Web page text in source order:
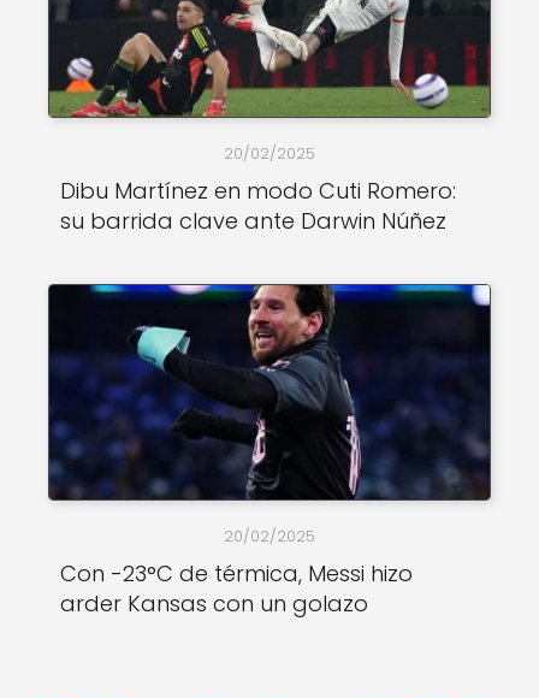
20/02/2025
Dibu Martínez en modo Cuti Romero:
su barrida clave ante Darwin Núñez
20/02/2025
Con -23°C de térmica, Messi hizo
arder Kansas con un golazo